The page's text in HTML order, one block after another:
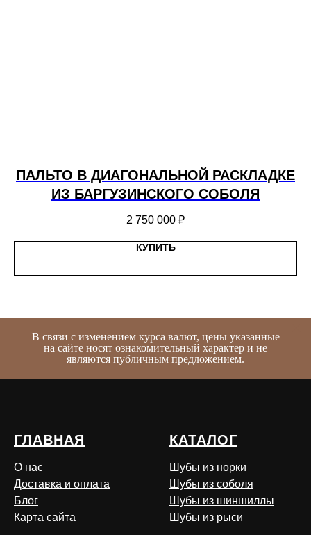
ПАЛЬТО В ДИАГОНАЛЬНОЙ РАСКЛАДКЕ
ИЗ БАРГУЗИНСКОГО СОБОЛЯ
2 750 000 ₽
КУПИТЬ
В связи с изменением курса валют, цены указанные
на сайте носят ознакомительный характер и не
являются публичным предложением.
ГЛАВНАЯ
О нас
Доставка и оплата
Блог
Карта сайта
КАТАЛОГ
Шубы из норки
Шубы из соболя
Шубы из шиншиллы
Шубы из рыси